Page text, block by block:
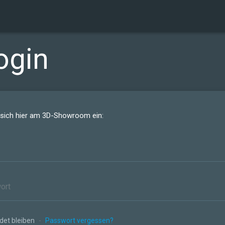
hier am 3D-Showroom ein:
bleiben - Passwort vergessen?